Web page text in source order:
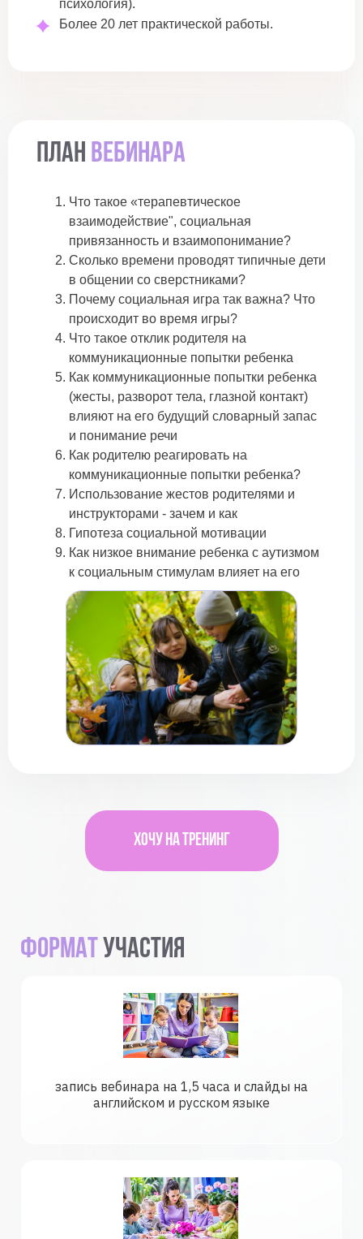
психология).
Более 20 лет практической работы.
План вебинара
Что такое «терапевтическое
взаимодействие", социальная
привязанность и взаимопонимание?
Сколько времени проводят типичные дети
в общении со сверстниками?
Почему социальная игра так важна? Что
происходит во время игры?
Что такое отклик родителя на
коммуникационные попытки ребенка
Как коммуникационные попытки ребенка
(жесты, разворот тела, глазной контакт)
влияют на его будущий словарный запас
и понимание речи
Как родителю реагировать на
коммуникационные попытки ребенка?
Использование жестов родителями и
инструкторами - зачем и как
Гипотеза социальной мотивации
Как низкое внимание ребенка с аутизмом
к социальным стимулам влияет на его
будущее развитие?
Что такое системная поведенческая
Как повлиять на развитие ребенка через
правильно организовaнное социальное
взаимодействие и игру?
Установление сотрудничества как основа
для последующего обучения
Указывающие на мотивацию реакции или
установленного сотрудничества: 9 этапов
Хочу на тренинг
форматучастия
запись вебинара на 1,5 часа и слайды на
английском и русском языке